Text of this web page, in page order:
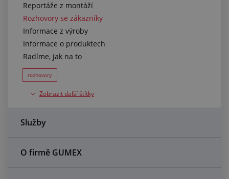
Dopravníkové pásy a montáž
Zlepšení pracovního prostředí
Další pryžové a plastové výrobky
Centrum poptávek
Vše o nákupu
Reportáže z montáží
Rozhovory se zákazníky
Informace z výroby
Informace o produktech
Radíme, jak na to
rozhovory
Zobrazit další štítky
Služby
O firmě GUMEX